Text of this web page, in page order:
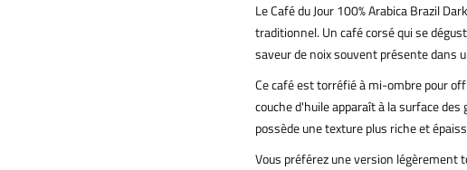
Le Café du Jour 100% Arabica Brazil
traditionnel. Un café corsé qui se
saveur de noix souvent présente dans
Ce café est torréfié à mi-ombre pour
couche d'huile apparaît à la surface
possède une texture plus riche et
Vous préférez une version légèrement